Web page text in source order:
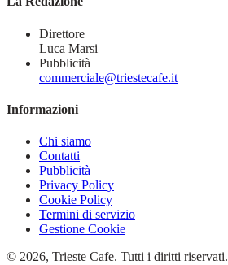
Direttore
Luca Marsi
Pubblicità
commerciale@triestecafe.it
Informazioni
Chi siamo
Contatti
Pubblicità
Privacy Policy
Cookie Policy
Termini di servizio
Gestione Cookie
© 2026, Trieste Cafe. Tutti i diritti riservati.